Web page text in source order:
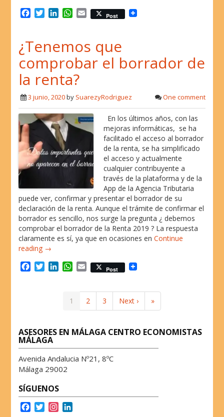
e
b
o
T
t
t
e
k
e
d
I
n
W
t
s
A
p
p
E
i
l
Post
¿Tenemos que
comprobar el borrador de
la renta?
3 junio, 2020by SuarezyRodriguez One comment
En los últimos años, con las
mejoras informáticas, se ha
facilitado el acceso al borrador
de la renta, se ha simplificado
el acceso y actualmente
cualquier contribuyente a
través de la plataforma y de la
App de la Agencia Tributaria
puede ver, confirmar y presentar el borrador de su
declaración de la renta. Aunque el trámite de confirmar el
borrador es sencillo, nos surge la pregunta ¿ debemos
comprobar el borrador de la Renta 2019 ? La respuesta
claramente es sí, ya que en ocasiones enContinue
reading →
o
k
T
r
I
n
W
p
p
E
i
l
Post
1 2 3 Next › »
ASESORES EN MÁLAGA CENTRO ECONOMISTAS
MÁLAGA
Avenida Andalucia Nº21, 8ºC
Málaga 29002
SÍGUENOS
T